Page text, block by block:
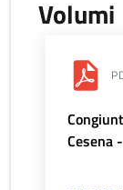
Volumi
Cesena